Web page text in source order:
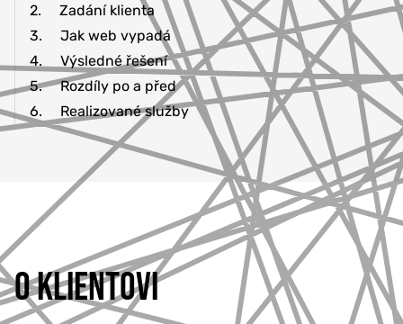
2.
Zadání klienta
3.
Jak web vypadá
4.
Výsledné řešení
5.
Rozdíly po a před
6.
Realizované služby
O KLIENTOVI